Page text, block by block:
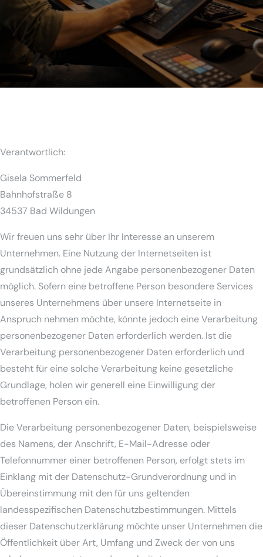
Verantwortlich:
Gisela Sommerfeld
Bahnhofstraße 8
34537 Bad Wildungen
Wir freuen uns sehr über Ihr Interesse an unserem
Unternehmen. Eine Nutzung der Internetseiten ist
grundsätzlich ohne jede Angabe personenbezogener Daten
möglich. Sofern eine betroffene Person besondere Services
unseres Unternehmens über unsere Internetseite in
Anspruch nehmen möchte, könnte jedoch eine Verarbeitung
personenbezogener Daten erforderlich werden. Ist die
Verarbeitung personenbezogener Daten erforderlich und
besteht für eine solche Verarbeitung keine gesetzliche
Grundlage, holen wir generell eine Einwilligung der
betroffenen Person ein.
Die Verarbeitung personenbezogener Daten, beispielsweise
des Namens, der Anschrift, E-Mail-Adresse oder
Telefonnummer einer betroffenen Person, erfolgt stets im
Einklang mit der Datenschutz-Grundverordnung und in
Übereinstimmung mit den für uns geltenden
landesspezifischen Datenschutzbestimmungen. Mittels
dieser Datenschutzerklärung möchte unser Unternehmen die
Öffentlichkeit über Art, Umfang und Zweck der von uns